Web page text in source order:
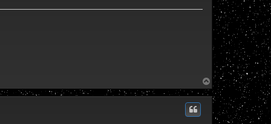
H
a
u